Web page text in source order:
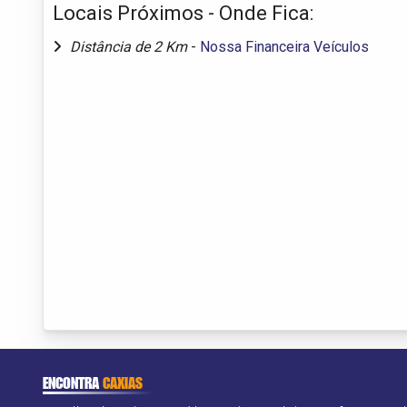
Locais Próximos - Onde Fica:
Distância de 2 Km - Nossa Financeira Veículos
ENCONTRACAXIAS